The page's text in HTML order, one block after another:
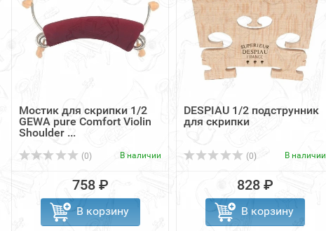
Мостик для скрипки 1/2
GEWA pure Comfort Violin
Shoulder ...
(0) В наличии
758 ₽
В корзину
DESPIAU 1/2 подструнник
для скрипки
(0) В наличии
828 ₽
В корзину